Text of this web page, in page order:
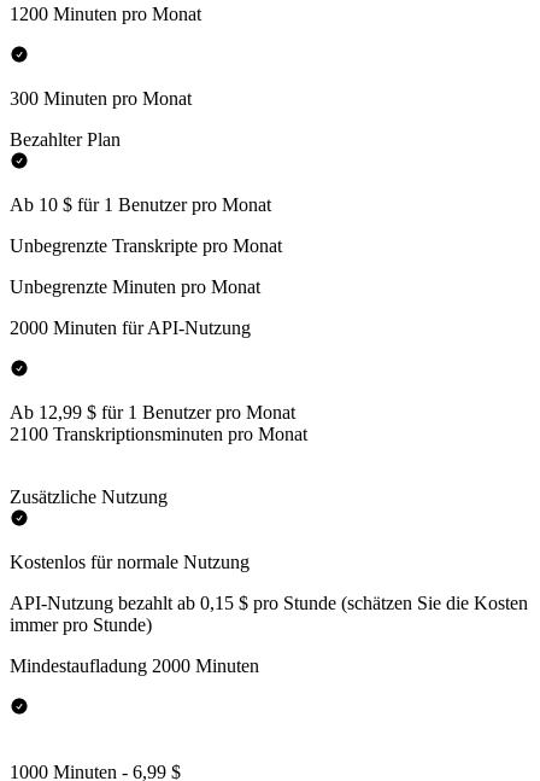
1200 Minuten pro Monat
300 Minuten pro Monat
Bezahlter Plan
Ab 10 $ für 1 Benutzer pro Monat
Unbegrenzte Transkripte pro Monat
Unbegrenzte Minuten pro Monat
2000 Minuten für API-Nutzung
Ab 12,99 $ für 1 Benutzer pro Monat
2100 Transkriptionsminuten pro Monat
Zusätzliche Nutzung
Kostenlos für normale Nutzung
API-Nutzung bezahlt ab 0,15 $ pro Stunde (schätzen Sie die Kosten
immer pro Stunde)
Mindestaufladung 2000 Minuten
1000 Minuten - 6,99 $